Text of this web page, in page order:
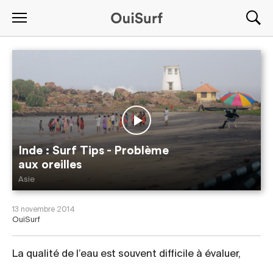
Inde : Surf Tips - Problème
aux oreilles
Asie
13 novembre 2014
OuiSurf
La qualité de l’eau est souvent difficile à évaluer,